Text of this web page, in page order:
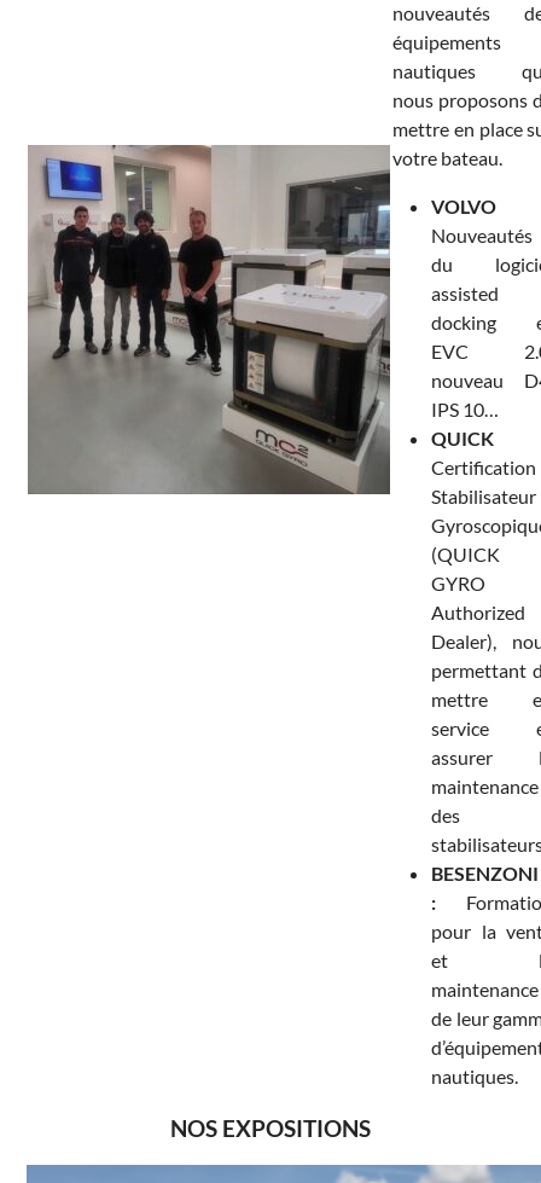
nouveautés
équipements
nautiques
nous proposons
mettre en place
votre bateau.
VOLVO
Nouveautés
du
assisted
docking
EVC
nouveau
IPS 10…
QUICK
Certification
Stabilisateur
(QUICK
GYRO
Authorized
Dealer),
permettant
mettre
service
assurer
maintenance
des
BESENZONI
:
pour la
et
maintenance
de leur
nautiques.
NOS EXPOSITIONS